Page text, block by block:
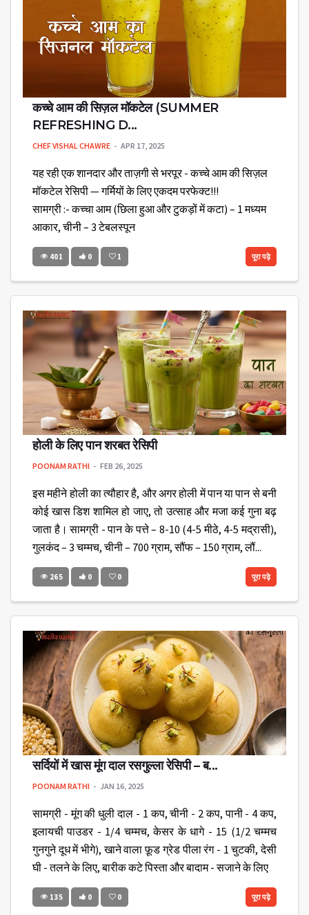
कच्चे आम की सिज़ल मॉकटेल (SUMMER
REFRESHING D...
CHEF VISHAL CHAWRE APR 17, 2025
यह रही एक शानदार और ताज़गी से भरपूर - कच्चे आम की सिज़ल
मॉकटेल रेसिपी — गर्मियों के लिए एकदम परफेक्ट!!!
सामग्री :- कच्चा आम (छिला हुआ और टुकड़ों में कटा) – 1 मध्यम
आकार, चीनी – 3 टेबलस्पून
401 0 1 पूरा पढ़े
होली के लिए पान शरबत रेसिपी
POONAM RATHI FEB 26, 2025
इस महीने होली का त्यौहार है, और अगर होली में पान या पान से बनी
कोई खास डिश शामिल हो जाए, तो उत्साह और मजा कई गुना बढ़
जाता है। सामग्री - पान के पत्ते – 8-10 (4-5 मीठे, 4-5 मद्रासी),
गुलकंद – 3 चम्मच, चीनी – 700 ग्राम, सौंफ – 150 ग्राम, लौं...
265 0 0 पूरा पढ़े
सर्दियों में खास मूंग दाल रसगुल्ला रेसिपी – ब...
POONAM RATHI JAN 16, 2025
सामग्री - मूंग की धुली दाल - 1 कप, चीनी - 2 कप, पानी - 4 कप,
इलायची पाउडर - 1/4 चम्मच, केसर के धागे - 15 (1/2 चम्मच
गुनगुने दूध में भीगे), खाने वाला फ़ूड ग्रेड पीला रंग - 1 चुटकी, देसी
घी - तलने के लिए, बारीक कटे पिस्ता और बादाम - सजाने के लिए
135 0 0 पूरा पढ़े